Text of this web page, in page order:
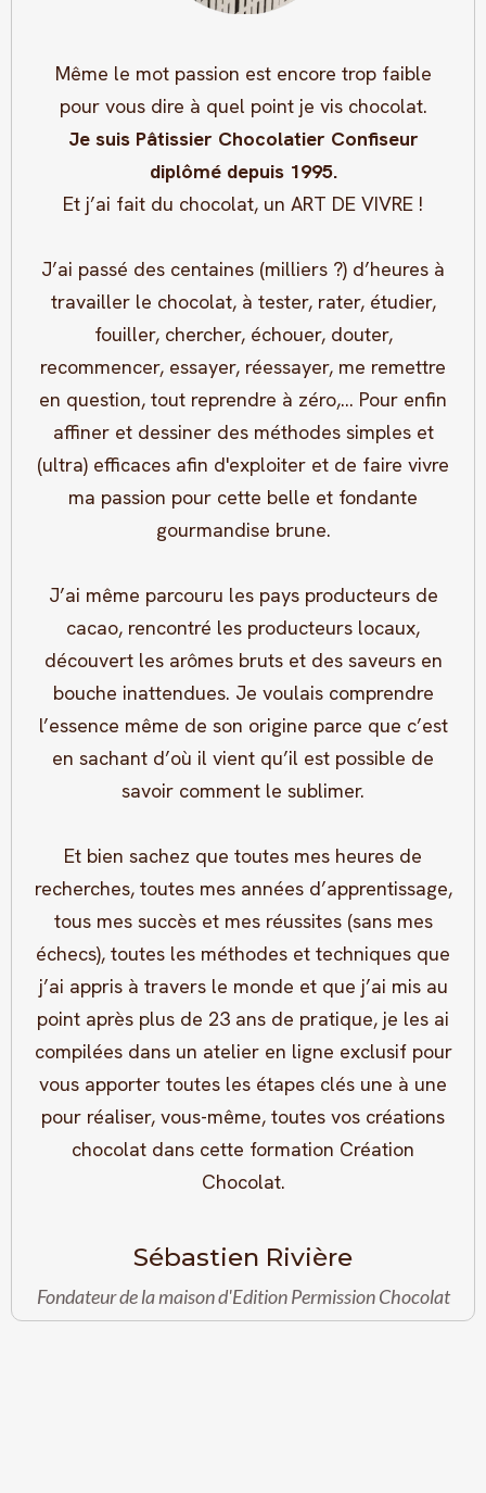
Même le mot passion est encore trop faible
pour vous dire à quel point je vis chocolat.
Je suis Pâtissier Chocolatier Confiseur
diplômé depuis 1995.
Et j’ai fait du chocolat, un ART DE VIVRE !
J’ai passé des centaines (milliers ?) d’heures à
travailler le chocolat, à tester, rater, étudier,
fouiller, chercher, échouer, douter,
recommencer, essayer, réessayer, me remettre
en question, tout reprendre à zéro,... Pour enfin
affiner et dessiner des méthodes simples et
(ultra) efficaces afin d'exploiter et de faire vivre
ma passion pour cette belle et fondante
gourmandise brune.
J’ai même parcouru les pays producteurs de
cacao, rencontré les producteurs locaux,
découvert les arômes bruts et des saveurs en
bouche inattendues. Je voulais comprendre
l’essence même de son origine parce que c’est
en sachant d’où il vient qu’il est possible de
savoir comment le sublimer.
Et bien sachez que toutes mes heures de
recherches, toutes mes années d’apprentissage,
tous mes succès et mes réussites (sans mes
échecs), toutes les méthodes et techniques que
j’ai appris à travers le monde et que j’ai mis au
point après plus de 23 ans de pratique, je les ai
compilées dans un atelier en ligne exclusif pour
vous apporter toutes les étapes clés une à une
pour réaliser, vous-même, toutes vos créations
chocolat dans cette formation Création
Chocolat.
Sébastien Rivière
Fondateur de la maison d'Edition Permission Chocolat